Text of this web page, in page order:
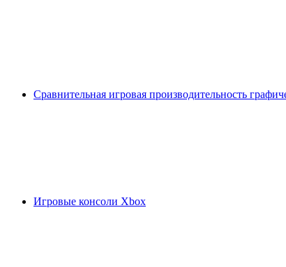
Сравнительная игровая производительность
Игровые консоли Xbox